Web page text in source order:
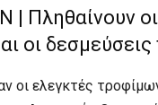
Πληθαίνουν οι
οι
οι ελεγκτές